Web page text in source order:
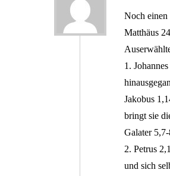
Noch einen
Matthäus
1.
Jakobus
bringt sie
Galater
2. Petrus
und sich